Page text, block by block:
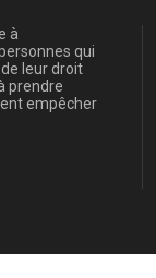
à
qui
leur droit
prendre
empêcher